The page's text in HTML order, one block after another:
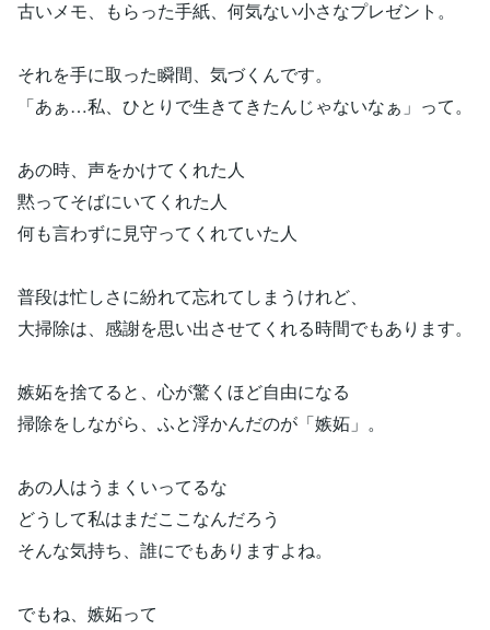
古いメモ、もらった手紙、何気ない小さなプレゼント。
それを手に取った瞬間、気づくんです。
「あぁ…私、ひとりで生きてきたんじゃないなぁ」って。
あの時、声をかけてくれた人
黙ってそばにいてくれた人
何も言わずに見守ってくれていた人
普段は忙しさに紛れて忘れてしまうけれど、
大掃除は、感謝を思い出させてくれる時間でもあります。
嫉妬を捨てると、心が驚くほど自由になる
掃除をしながら、ふと浮かんだのが「嫉妬」。
あの人はうまくいってるな
どうして私はまだここなんだろう
そんな気持ち、誰にでもありますよね。
でもね、嫉妬って